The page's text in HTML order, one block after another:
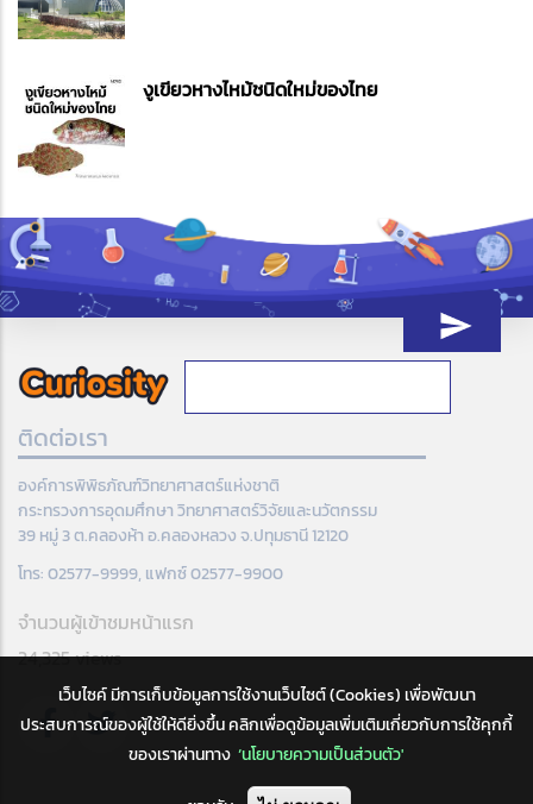
งูเขียวหางไหม้ชนิดใหม่ของไทย
ติดต่อเรา
องค์การพิพิธภัณฑ์วิทยาศาสตร์แห่งชาติ
กระทรวงการอุดมศึกษา วิทยาศาสตร์วิจัยและนวัตกรรม
39 หมู่ 3 ต.คลองห้า อ.คลองหลวง จ.ปทุมธานี 12120
โทร: 02577-9999, แฟกซ์ 02577-9900
จำนวนผู้เข้าชมหน้าแรก
24,325 views
เว็บไซค์ มีการเก็บข้อมูลการใช้งานเว็บไซต์ (Cookies) เพื่อพัฒนา
ประสบการณ์ของผู้ใช้ให้ดียิ่งขึ้น คลิกเพื่อดูข้อมูลเพิ่มเติมเกี่ยวกับการใช้คุกกี้
ของเราผ่านทาง ‘นโยบายความเป็นส่วนตัว'